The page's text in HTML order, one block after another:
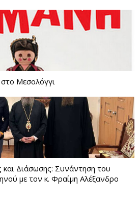
Μεσολόγγι
Διάσωσης: Συνάντηση του
με τον κ. Φραίμη Αλέξανδρο